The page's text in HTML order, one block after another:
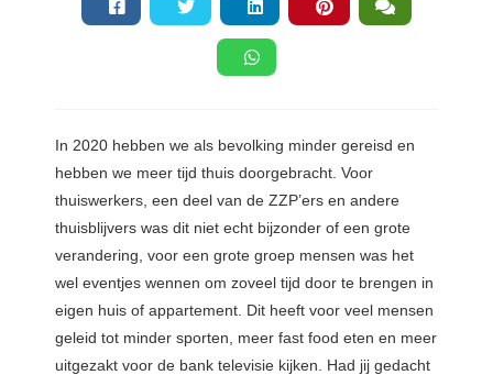
In 2020 hebben we als bevolking minder gereisd en
hebben we meer tijd thuis doorgebracht. Voor
thuiswerkers, een deel van de ZZP’ers en andere
thuisblijvers was dit niet echt bijzonder of een grote
verandering, voor een grote groep mensen was het
wel eventjes wennen om zoveel tijd door te brengen in
eigen huis of appartement. Dit heeft voor veel mensen
geleid tot minder sporten, meer fast food eten en meer
uitgezakt voor de bank televisie kijken. Had jij gedacht
worden
over
op